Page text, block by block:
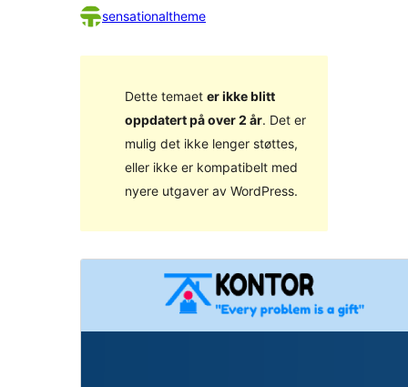
sensationaltheme
Dette temaet er ikke blitt
oppdatert på over 2 år. Det er
mulig det ikke lenger støttes,
eller ikke er kompatibelt med
nyere utgaver av WordPress.